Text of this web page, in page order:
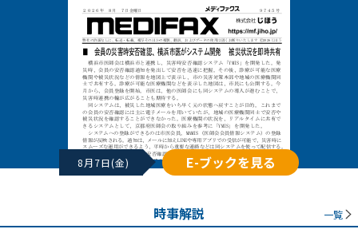
8月7日(金) E-ブックを見る
時事解説 一覧